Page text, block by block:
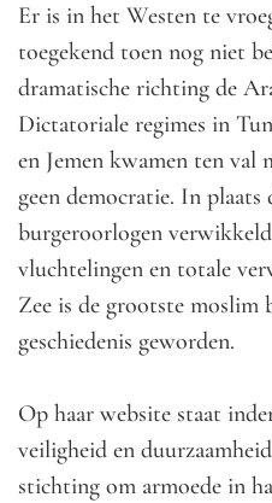
Er is in het Westen te
toegekend toen nog niet
dramatische richting de
Dictatoriale regimes in
en Jemen kwamen ten val
geen democratie. In
burgeroorlogen
vluchtelingen en totale
Zee is de grootste moslim
geschiedenis geworden.
Op haar website staat
veiligheid en
stichting om armoede in